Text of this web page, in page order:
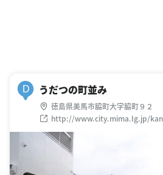
D うだつの町並み
徳島県美馬市脇町大字脇町９２
http://www.city.mima.lg.jp/
02.html